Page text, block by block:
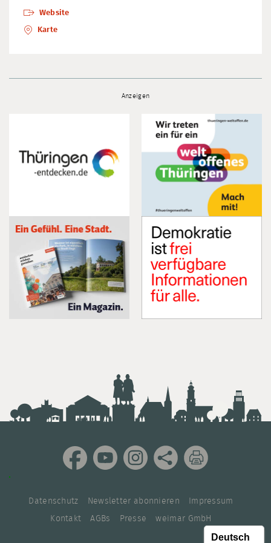
Website
Karte
Anzeigen
Datenschutz Newsletter abonnieren Impressum
Kontakt AGBs Presse weimar GmbH